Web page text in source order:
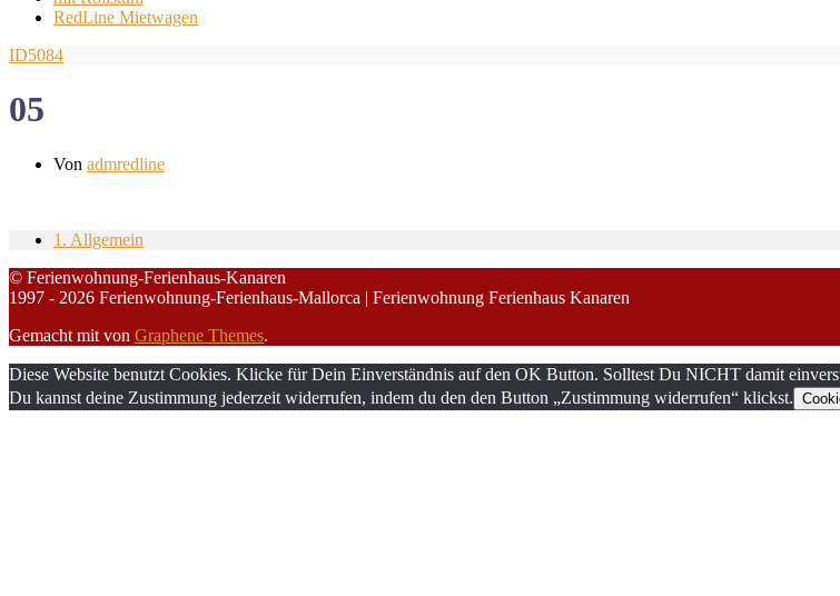
RedLine Mietwagen
ID5084
05
Von admredline
1. Allgemein
© Ferienwohnung-Ferienhaus-Kanaren
1997 - 2026 Ferienwohnung-Ferienhaus-Mallorca | Ferienwohnung Ferienhaus Kanaren
Gemacht mit von Graphene Themes.
Diese Website benutzt Cookies. Klicke für Dein Einverständnis auf den OK Button. Solltest Du NICHT damit
Du kannst deine Zustimmung jederzeit widerrufen, indem du den den Button „Zustimmung widerrufen“ klickst.